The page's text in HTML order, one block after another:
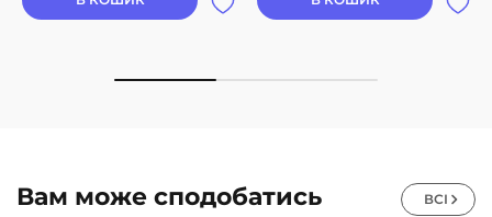
Вам може сподобатись ВСІ